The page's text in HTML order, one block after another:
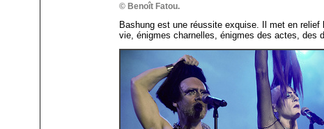
© Benoît Fatou.
Bashung est une réussite exquise. Il met en
vie, énigmes charnelles, énigmes des actes, des